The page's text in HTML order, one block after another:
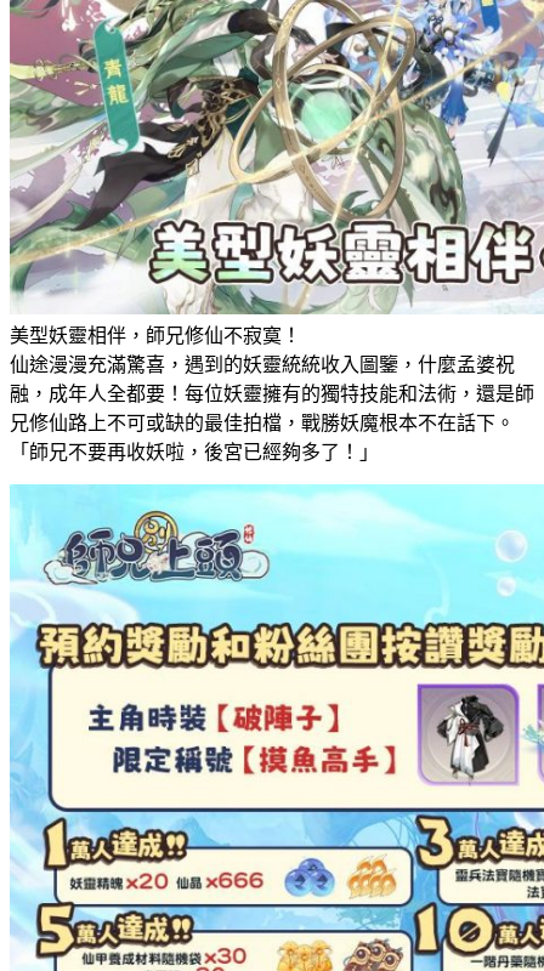
美型妖靈相伴，師兄修仙不寂寞！
仙途漫漫充滿驚喜，遇到的妖靈統統收入圖鑒，什麼孟婆祝
融，成年人全都要！每位妖靈擁有的獨特技能和法術，還是師
兄修仙路上不可或缺的最佳拍檔，戰勝妖魔根本不在話下。
「師兄不要再收妖啦，後宮已經夠多了！」